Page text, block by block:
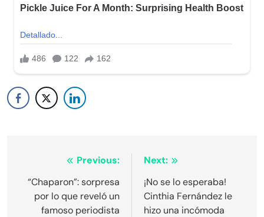
Navegación
de
entradas
Previous:
“Chaparon”: sorpresa
por lo que reveló un
famoso periodista
Next:
¡No se lo esperaba!
Cinthia Fernández le
hizo una incómoda